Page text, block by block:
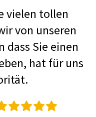
vielen tollen
von unseren
dass Sie einen
hat für uns